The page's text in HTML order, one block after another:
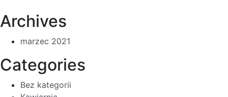
Archives
marzec 2021
Categories
Bez kategorii